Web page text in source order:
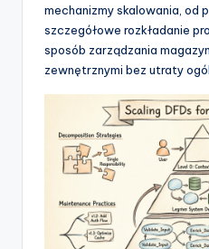
d
mechanizmy skalowania, od
szczegółowe rozkładanie
sposób zarządzania
zewnętrznymi bez utraty